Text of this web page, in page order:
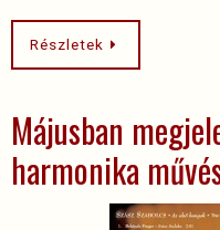
Részletek
Májusban
harmonika